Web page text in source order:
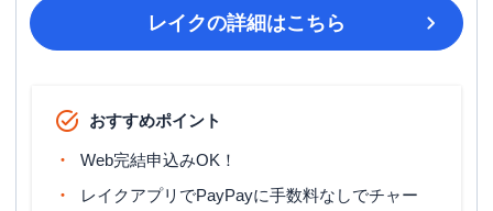
レイクの詳細はこちら
おすすめポイント
Web完結申込みOK！
レイクアプリでPayPayに手数料なしでチャー